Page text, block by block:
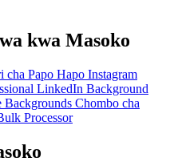
kwa Masoko
cha Papo Hapo Instagram
LinkedIn Background
Backgrounds Chombo cha
Processor